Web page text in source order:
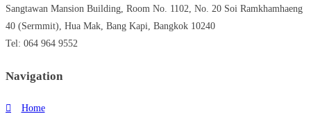
Sangtawan Mansion Building, Room No. 1102, No. 20 Soi Ramkhamhaeng
40 (Sermmit), Hua Mak, Bang Kapi, Bangkok 10240
Tel: 064 964 9552
Navigation
Home